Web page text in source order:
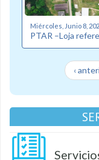
Miércoles, Junio 8,
PTAR –Loja
‹